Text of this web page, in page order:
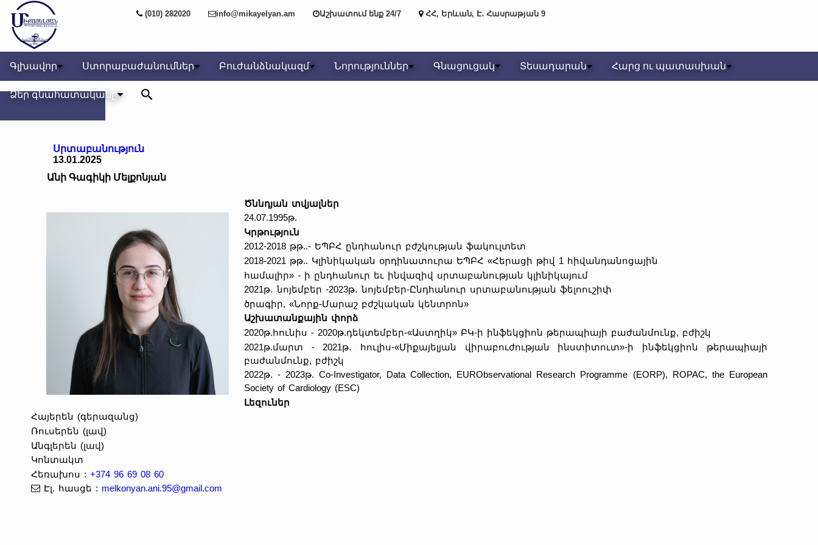
(010) 282020 info@mikayelyan.am Աշխատում ենք 24/7 ՀՀ, Երևան, Է․ Հասրաթյան 9
Գլխավոր Ստորաբաժանումներ Բուժանձնակազմ Նորություններ Գնացուցակ Տեսադարան Հարց ու պատասխան
Ձեր գնահատականը
Սրտաբանություն
13.01.2025
Անի Գագիկի Մելքոնյան
Ծննդյան տվյալներ
24.07.1995թ.
Կրթություն
2012-2018 թթ..- ԵՊԲՀ ընդհանուր բժշկության ֆակուլտետ
2018-2021 թթ.. Կլինիկական օրդինատուրա ԵՊԲՀ «Հերացի թիվ 1 հիվանդանոցային
համալիր» - ի ընդհանուր եւ ինվազիվ սրտաբանության կլինիկայում
2021թ․ նոյեմբեր -2023թ․ նոյեմբեր-Ընդհանուր սրտաբանության ֆելոուշիփ
ծրագիր, «Նորք-Մարաշ բժշկական կենտրոն»
Աշխատանքային փորձ
2020թ.հունիս - 2020թ.դեկտեմբեր-«Աստղիկ» ԲԿ-ի ինֆեկցիոն թերապիայի բաժանմունք, բժիշկ
2021թ.մարտ - 2021թ․ հուլիս-«Միքայելյան վիրաբուժության ինստիտուտ»-ի ինֆեկցիոն թերապիայի
բաժանմունք, բժիշկ
2022թ. - 2023թ. Co-Investigator, Data Collection, EURObservational Research Programme (EORP), ROPAC, the European
Society of Cardiology (ESC)
Լեզուներ
Հայերեն (գերազանց)
Ռուսերեն (լավ)
Անգլերեն (լավ)
Կոնտակտ
Հեռախոս :+374 96 69 08 60
Էլ. հասցե : melkonyan.ani.95@gmail.com